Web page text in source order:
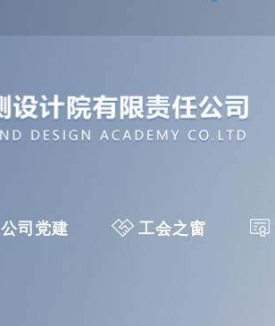
公司党建 工会之窗